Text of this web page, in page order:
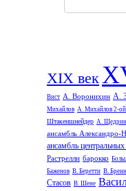
XIX век
Вист А. Воронихин А.
Михайлов А. Михайлов 2-ой
Штакеншнейдер А. Щедрин
ансамбль Александро-
ансамбль
Растрелли барокко
Баженов В. Беретти В.
Стасов В. Шене